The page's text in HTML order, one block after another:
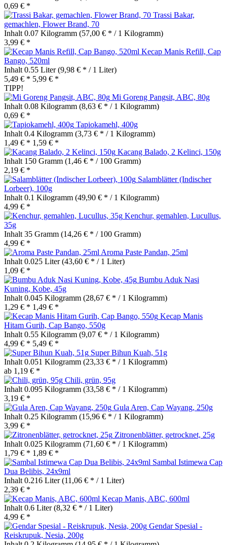
0,69 € *
Trassi Bakar,
gemachlen, Flower Brand, 70
Inhalt 0.07 Kilogramm (57,00 € * / 1 Kilogramm)
3,99 € *
Kecap Manis Refill, Cap
Bango, 520ml
Inhalt 0.55 Liter(9,98 € * / 1 Liter)
5,49 € * 5,99 € *
TIPP!
Mi Goreng Pangsit, ABC, 80g
Inhalt 0.08 Kilogramm (8,63 € * / 1 Kilogramm)
0,69 € *
Tapiokamehl, 400g
Inhalt 0.4 Kilogramm (3,73 € * / 1 Kilogramm)
1,49 € * 1,59 € *
Kacang Balado, 2 Kelinci, 150g
Inhalt 150 Gramm (1,46 € * / 100 Gramm)
2,19 € *
Salamblätter (Indischer
Lorbeer), 100g
Inhalt 0.1 Kilogramm (49,90 € * / 1 Kilogramm)
4,99 € *
Kenchur, gemahlen, Lucullus,
35g
Inhalt 35 Gramm (14,26 € * / 100 Gramm)
4,99 € *
Aroma Paste Pandan, 25ml
Inhalt 0.025 Liter(43,60 € * / 1 Liter)
1,09 € *
Bumbu Aduk Nasi
Kuning, Kobe, 45g
Inhalt 0.045 Kilogramm (28,67 € * / 1 Kilogramm)
1,29 € * 1,49 € *
Kecap Manis
Hitam Gurih, Cap Bango, 550g
Inhalt 0.55 Kilogramm (9,07 € * / 1 Kilogramm)
4,99 € * 5,49 € *
Super Bihun Kuah, 51g
Inhalt 0.051 Kilogramm (23,33 € * / 1 Kilogramm)
ab 1,19 € *
Chili, grün, 95g
Inhalt 0.095 Kilogramm (33,58 € * / 1 Kilogramm)
3,19 € *
Gula Aren, Cap Wayang, 250g
Inhalt 0.25 Kilogramm (15,96 € * / 1 Kilogramm)
3,99 € *
Zitronenblätter, getrocknet, 25g
Inhalt 0.025 Kilogramm (71,60 € * / 1 Kilogramm)
1,79 € * 1,89 € *
Sambal Istimewa Cap
Dua Belibis, 24x9ml
Inhalt 0.216 Liter(11,06 € * / 1 Liter)
2,39 € *
Kecap Manis, ABC, 600ml
Inhalt 0.6 Liter(8,32 € * / 1 Liter)
4,99 € *
Gendar Spesial -
Reiskrupuk, Nesia, 200g